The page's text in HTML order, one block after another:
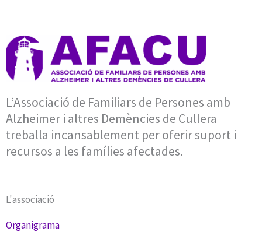
L’Associació de Familiars de Persones amb
Alzheimer i altres Demències de Cullera
treballa incansablement per oferir suport i
recursos a les famílies afectades.
L'associació
Organigrama